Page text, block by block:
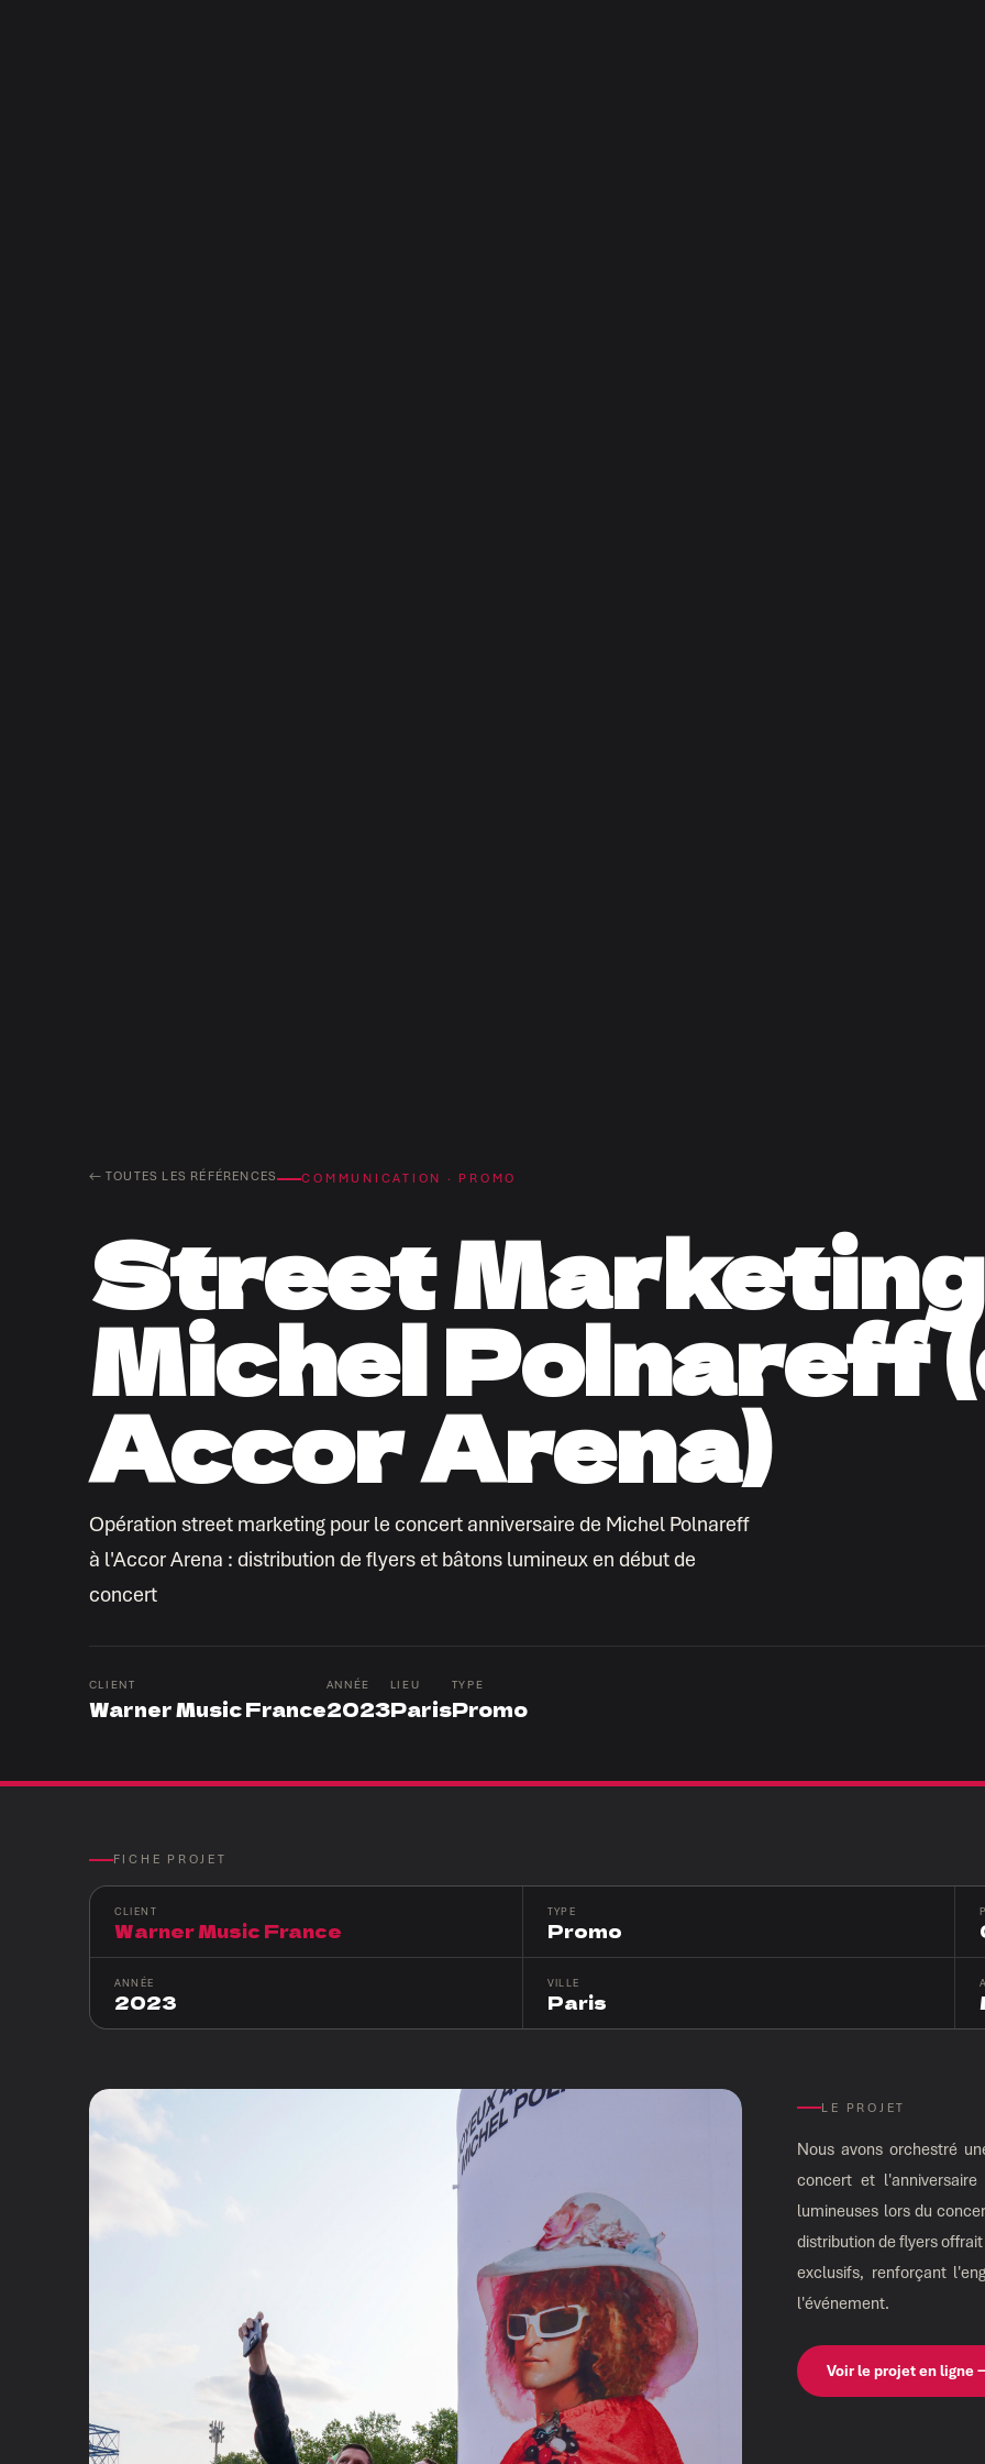
← TOUTES LES RÉFÉRENCES COMMUNICATION · PROMO
Street Marketing
Michel Polnareff
Accor Arena)
Opération street marketing pour le concert anniversaire de Michel Polnareff
à l'Accor Arena : distribution de flyers et bâtons lumineux en début de
concert
CLIENT
Warner Music France
ANNÉE
2023
LIEU
Paris
TYPE
Promo
FICHE PROJET
CLIENT
Warner Music France
TYPE
Promo
ANNÉE
2023
VILLE
Paris
LE PROJET
Nous avons orchestré
concert et
lumineuses lors du
distribution de flyers
exclusifs, renforçant
l'événement.
Voir le projet en ligne